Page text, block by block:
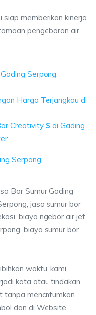
siap memberikan kinerja
pengeboran air
Serpong
Harga Terjangkau di
Creativity S di Gading
Serpong
Bor Sumur Gading
jasa sumur bor
biaya ngebor air jet
biaya sumur bor
waktu, kami
kata atau tindakan
tanpa mencntumkan
dan di Website